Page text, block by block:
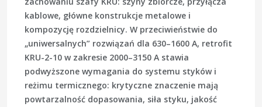
kablowe, główne konstrukcje metalowe i
kompozycję rozdzielnicy. W przeciwieństwie do
„uniwersalnych” rozwiązań dla 630–1600 A, retrofit
KRU-2-10 w zakresie 2000–3150 A stawia
podwyższone wymagania do systemu styków i
reżimu termicznego: krytyczne znaczenie mają
powtarzalność dopasowania, siła styku, jakość